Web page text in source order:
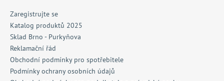
Zaregistrujte se
Katalog produktů 2025
Sklad Brno - Purkyňova
Reklamační řád
Obchodní podmínky pro spotřebitele
Podmínky ochrany osobních údajů